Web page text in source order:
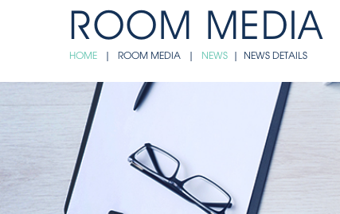
ROOM MEDIA
HOME | ROOM MEDIA | NEWS | NEWS DETAILS